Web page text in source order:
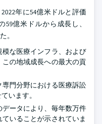
年に54億米ドルと評価
59億米ドルから成長し、
。
な医療インフラ、および
の地域成長への最大の貢
門分野における医療訴訟
います。
ータにより、毎年数万件
いることが示されていま